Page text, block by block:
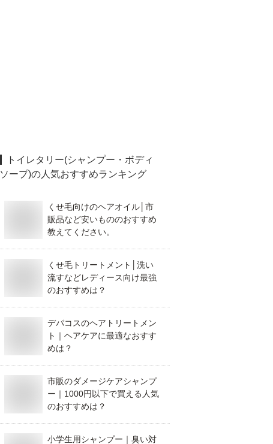
トイレタリー(シャンプー・ボディ
ソープ)の人気おすすめランキング
くせ毛向けのヘアオイル│市
販品など安いもののおすすめ
教えてください。
くせ毛トリートメント│洗い
流すなどレディース向け最強
のおすすめは？
デパコスのヘアトリートメン
ト｜ヘアケアに最適なおすす
めは？
市販のダメージケアシャンプ
ー｜1000円以下で買える人気
のおすすめは？
小学生用シャンプー｜臭い対